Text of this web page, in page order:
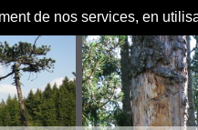
de nos services, en